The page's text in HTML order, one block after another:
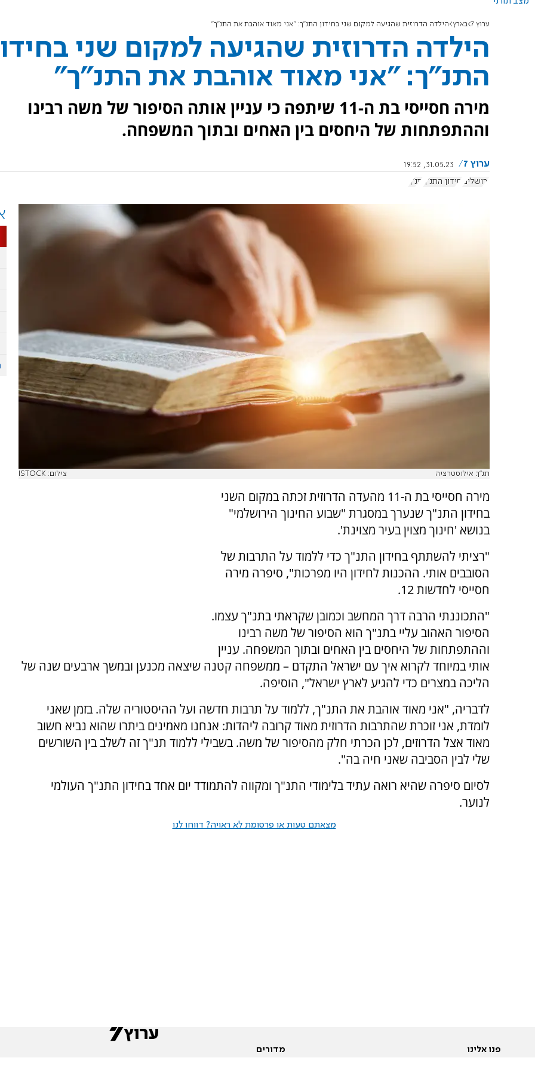
ערוץ 7 בארץ הילדה הדרוזית שהגיעה למקום שני בחידון התנ"ך: "אני מאוד אוהבת את התנ"ך"
הילדה הדרוזית שהגיעה למקום שני
התנ"ך: "אני מאוד אוהבת את התנ"ך"
מירה חסייסי בת ה-11 שיתפה כי עניין אותה הסיפור של משה רבינו
וההתפתחות של היחסים בין האחים ובתוך המשפחה.
ערוץ 7
31.05.23, 19:52
ירושלים חידון התנ"ך תנ"ך
תנ"ך. אילוסטרציה צילום: ISTOCK
מירה חסייסי בת ה-11 מהעדה הדרוזית זכתה במקום השני
בחידון התנ"ך שנערך במסגרת "שבוע החינוך הירושלמי"
בנושא 'חינוך מצוין בעיר מצוינת'.
"רציתי להשתתף בחידון התנ"ך כדי ללמוד על התרבות של
הסובבים אותי. ההכנות לחידון היו מפרכות", סיפרה מירה
חסייסי לחדשות 12.
"התכוננתי הרבה דרך המחשב וכמובן שקראתי בתנ"ך עצמו.
הסיפור האהוב עליי בתנ"ך הוא הסיפור של משה רבינו
וההתפתחות של היחסים בין האחים ובתוך המשפחה. עניין
אותי במיוחד לקרוא איך עם ישראל התקדם – ממשפחה קטנה שיצאה מכנען ובמשך ארבעים שנה של
הליכה במצרים כדי להגיע לארץ ישראל", הוסיפה.
לדבריה, "אני מאוד אוהבת את התנ"ך, ללמוד על תרבות חדשה ועל ההיסטוריה שלה. בזמן שאני
לומדת, אני זוכרת שהתרבות הדרוזית מאוד קרובה ליהדות: אנחנו מאמינים ביתרו שהוא נביא חשוב
מאוד אצל הדרוזים, לכן הכרתי חלק מהסיפור של משה. בשבילי ללמוד תנ"ך זה לשלב בין השורשים
שלי לבין הסביבה שאני חיה בה".
לסיום סיפרה שהיא רואה עתיד בלימודי התנ"ך ומקווה להתמודד יום אחד בחידון התנ"ך העולמי
לנוער.
מצאתם טעות או פרסומת לא ראויה? דווחו לנו
פנו אלינו מדורים